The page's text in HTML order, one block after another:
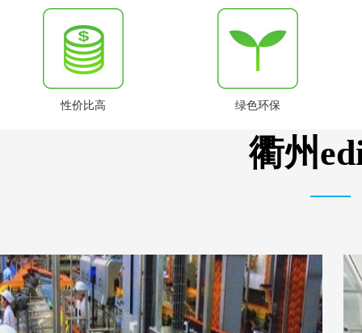
性价比高 绿色环保
衢州